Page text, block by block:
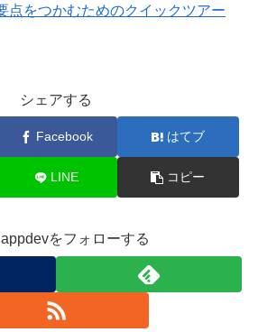
点をつかむためのクイックツアー
シェアする
Facebook はてブ
LINE コピー
をフォローする